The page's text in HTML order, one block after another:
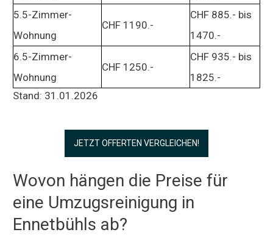
5.5-Zimmer-
Wohnung
CHF 1190.-
CHF 885.- bis
1470.-
6.5-Zimmer-
Wohnung
CHF 1250.-
CHF 935.- bis
1825.-
Stand: 31.01.2026
JETZT OFFERTEN VERGLEICHEN!
Wovon hängen die Preise für
eine Umzugsreinigung in
Ennetbühls ab?